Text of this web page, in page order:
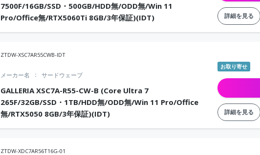
7500F/16GB/SSD・500GB/HDD無/ODD無/Win 11
Pro/Office無/RTX5060Ti 8GB/3年保証)(IDT)
詳細を見る
ZTDW-XSC7AR55CWB-IDT
GALLERIA XSC7A-R55-CW-B (Core Ultra 7
265F/32GB/SSD・1TB/HDD無/ODD無/Win 11 Pro/Office
無/RTX5050 8GB/3年保証)(IDT)
メーカー名 サードウェーブ
お取り寄せ
詳細を見る
ZTDW-XDC7AR56T16G-01